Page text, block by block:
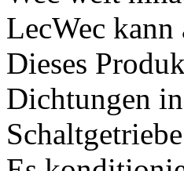
LecWec kann
Dieses
Dichtungen